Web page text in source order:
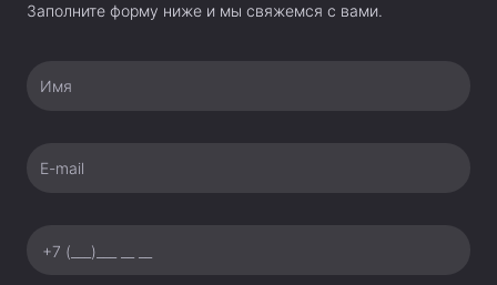
Заполните форму ниже и мы свяжемся с вами.
Имя
E-mail